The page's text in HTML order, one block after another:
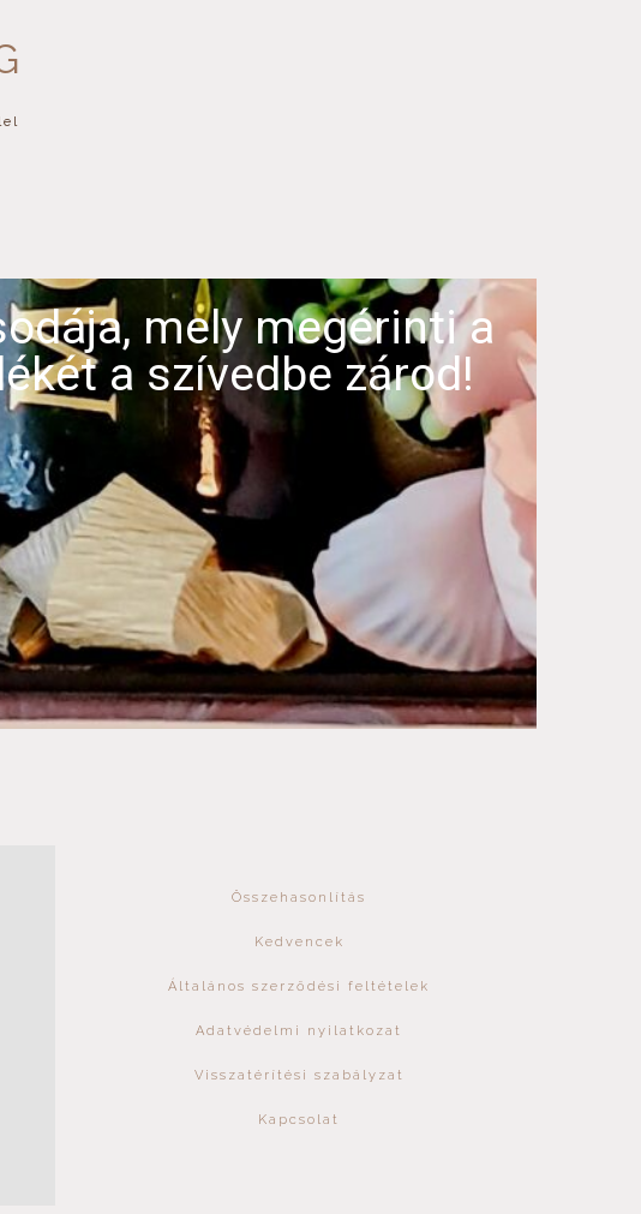
mely megérinti a
a szívedbe zárod!
Összehasonlítás
Kedvencek
Általános szerződési feltételek
Adatvédelmi nyilatkozat
Visszatérítési szabályzat
Kapcsolat